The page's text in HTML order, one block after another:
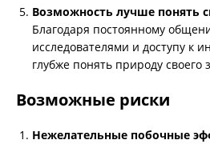
Возможность лучше понять
Благодаря постоянному
исследователями и доступу к
глубже понять природу своего
Возможные риски
Нежелательные побочные